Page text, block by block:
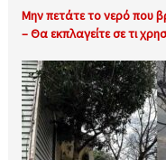
Μην πετάτε το νερό που
– Θα εκπλαγείτε σε τι